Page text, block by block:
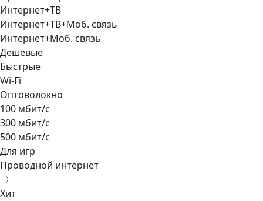
Интернет+ТВ
Интернет+ТВ+Моб. связь
Интернет+Моб. связь
Дешевые
Быстрые
Wi-Fi
Оптоволокно
100 мбит/с
300 мбит/с
500 мбит/с
Для игр
Проводной интернет
〉
Хит